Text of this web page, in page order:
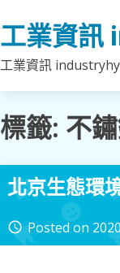
to
content
工業資
工業資訊 industryhy
標籤: 不
北京生態環
access_time Posted on